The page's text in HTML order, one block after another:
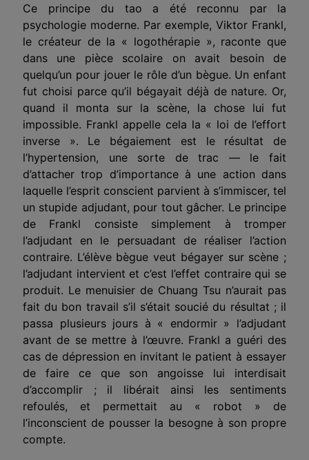
Ce principe du tao a été reconnu par la
psychologie moderne. Par exemple, Viktor Frankl,
le créateur de la « logothérapie », raconte que
dans une pièce scolaire on avait besoin de
quelqu’un pour jouer le rôle d’un bègue. Un enfant
fut choisi parce qu’il bégayait déjà de nature. Or,
quand il monta sur la scène, la chose lui fut
impossible. Frankl appelle cela la « loi de l’effort
inverse ». Le bégaiement est le résultat de
l’hypertension, une sorte de trac — le fait
d’attacher trop d’importance à une action dans
laquelle l’esprit conscient parvient à s’immiscer, tel
un stupide adjudant, pour tout gâcher. Le principe
de Frankl consiste simplement à tromper
l’adjudant en le persuadant de réaliser l’action
contraire. L’élève bègue veut bégayer sur scène ;
l’adjudant intervient et c’est l’effet contraire qui se
produit. Le menuisier de Chuang Tsu n’aurait pas
fait du bon travail s’il s’était soucié du résultat ; il
passa plusieurs jours à « endormir » l’adjudant
avant de se mettre à l’œuvre. Frankl a guéri des
cas de dépression en invitant le patient à essayer
de faire ce que son angoisse lui interdisait
d’accomplir ; il libérait ainsi les sentiments
refoulés, et permettait au « robot » de
l’inconscient de pousser la besogne à son propre
compte.